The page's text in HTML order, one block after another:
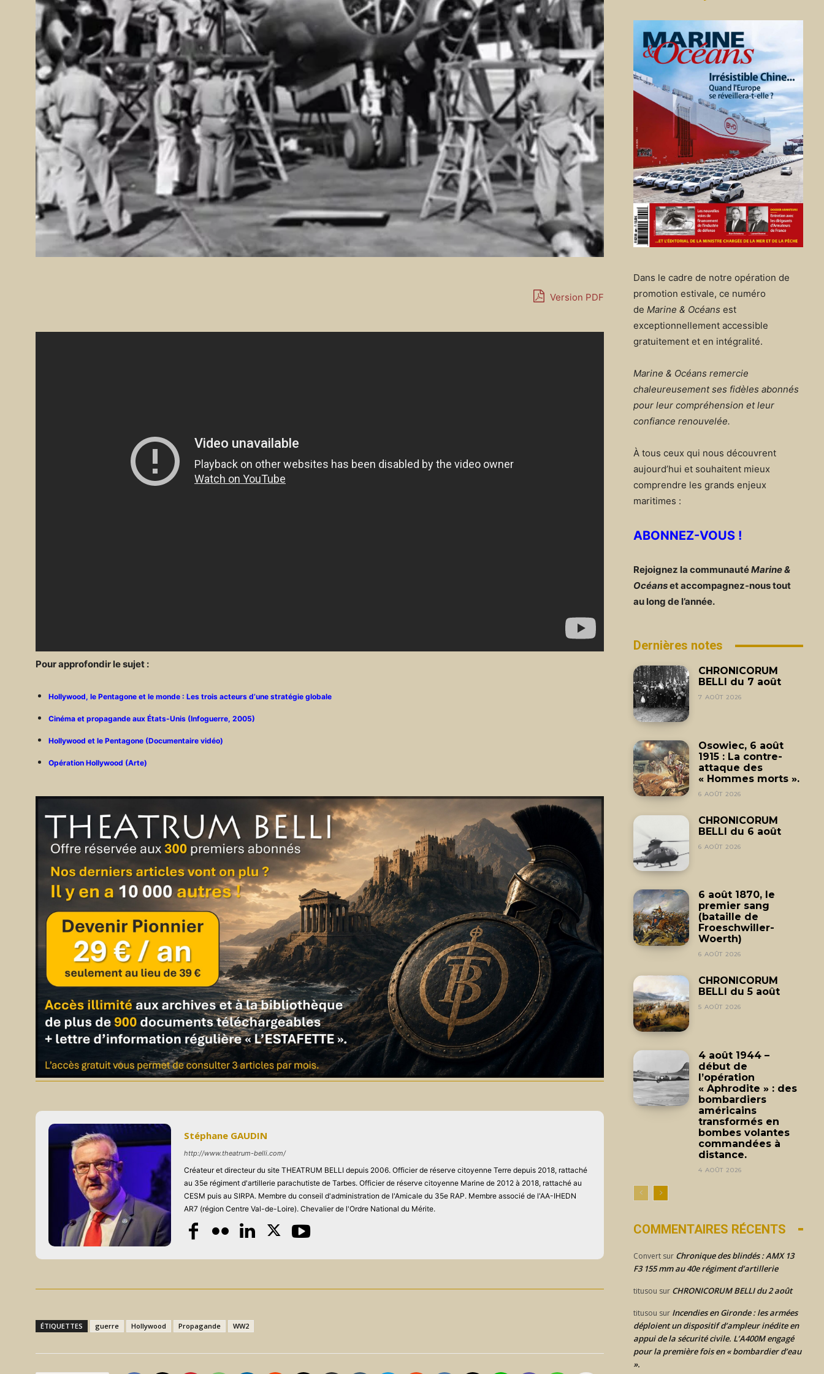
Version PDF
Pour approfondir le sujet :
Hollywood, le Pentagone et le monde : Les trois acteurs d’une stratégie globale
Cinéma et propagande aux États-Unis (Infoguerre, 2005)
Hollywood et le Pentagone (Documentaire vidéo)
Opération Hollywood (Arte)
Stéphane GAUDIN
http://www.theatrum-belli.com/
Créateur et directeur du site THEATRUM BELLI depuis 2006. Officier de réserve citoyenne Terre depuis 2018, rattaché
au 35e régiment d'artillerie parachutiste de Tarbes. Officier de réserve citoyenne Marine de 2012 à 2018, rattaché au
CESM puis au SIRPA. Membre du conseil d'administration de l'Amicale du 35e RAP. Membre associé de l'AA-IHEDN
AR7 (région Centre Val-de-Loire). Chevalier de l'Ordre National du Mérite.
ÉTIQUETTES guerre Hollywood Propagande WW2
Dans le cadre de notre opération de
promotion estivale, ce numéro
de Marine & Océans est
exceptionnellement accessible
gratuitement et en intégralité.
Marine & Océans remercie
chaleureusement ses fidèles abonnés
pour leur compréhension et leur
confiance renouvelée.
À tous ceux qui nous découvrent
aujourd’hui et souhaitent mieux
comprendre les grands enjeux
maritimes :
ABONNEZ-VOUS !
Rejoignez la communautéMarine &
Océanset accompagnez-nous tout
au long de l’année.
Dernières notes
CHRONICORUM
BELLI du 7 août
7 AOÛT 2026
Osowiec, 6 août
1915 : La contre-
attaque des
« Hommes morts ».
6 AOÛT 2026
CHRONICORUM
BELLI du 6 août
6 AOÛT 2026
6 août 1870, le
premier sang
(bataille de
Froeschwiller-
Woerth)
6 AOÛT 2026
CHRONICORUM
BELLI du 5 août
5 AOÛT 2026
4 août 1944 –
début de
l’opération
« Aphrodite » : des
bombardiers
américains
transformés en
bombes volantes
commandées à
distance.
4 AOÛT 2026
COMMENTAIRES RÉCENTS
Convert sur Chronique des blindés : AMX 13
F3 155 mm au 40e régiment d’artillerie
titusou sur CHRONICORUM BELLI du 2 août
titusou sur Incendies en Gironde : les armées
déploient un dispositif d’ampleur inédite en
appui de la sécurité civile. L’A400M engagé
pour la première fois en « bombardier d’eau
».